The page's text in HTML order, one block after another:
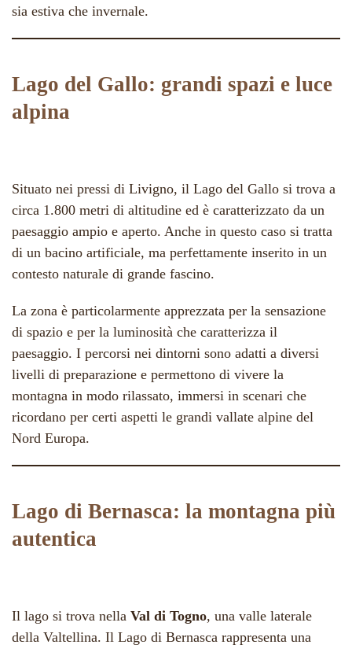
sia estiva che invernale.
Lago del Gallo: grandi spazi e luce
alpina
Situato nei pressi di Livigno, il Lago del Gallo si trova a
circa 1.800 metri di altitudine ed è caratterizzato da un
paesaggio ampio e aperto. Anche in questo caso si tratta
di un bacino artificiale, ma perfettamente inserito in un
contesto naturale di grande fascino.
La zona è particolarmente apprezzata per la sensazione
di spazio e per la luminosità che caratterizza il
paesaggio. I percorsi nei dintorni sono adatti a diversi
livelli di preparazione e permettono di vivere la
montagna in modo rilassato, immersi in scenari che
ricordano per certi aspetti le grandi vallate alpine del
Nord Europa.
Lago di Bernasca: la montagna più
autentica
Il lago si trova nella Val di Togno, una valle laterale
della Valtellina. Il Lago di Bernasca rappresenta una